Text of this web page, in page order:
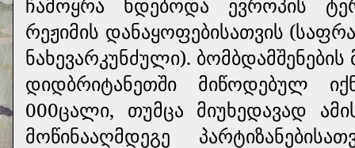
რეჟიმის დანაყოფებისათვის
ნახევარკუნძული).
დიდბრიტანეთში მიწოდებულ
000ცალი, თუმცა მიუხედავად
მოწინააღმდეგე